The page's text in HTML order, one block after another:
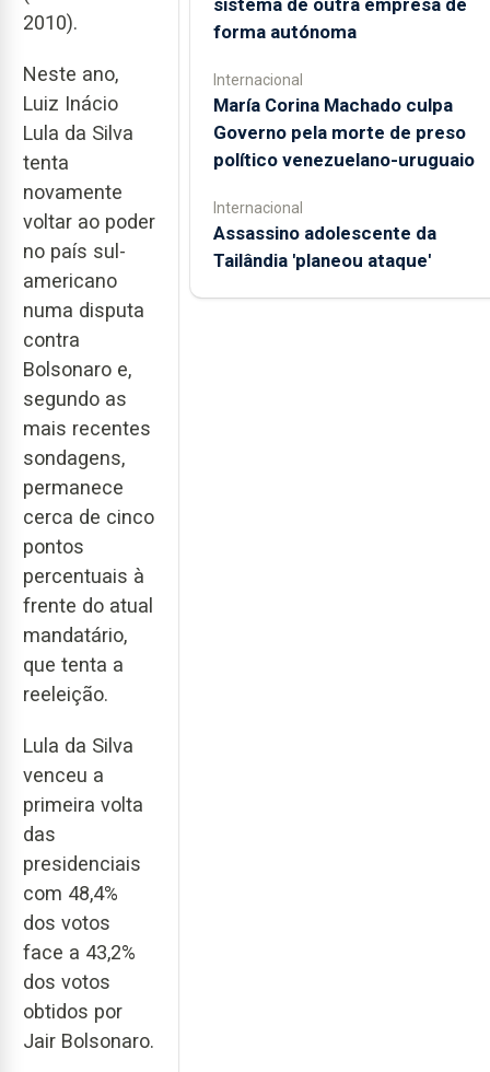
2010).
Neste ano,
Luiz Inácio
Lula da Silva
tenta
novamente
voltar ao poder
no país sul-
americano
numa disputa
contra
Bolsonaro e,
segundo as
mais recentes
sondagens,
permanece
cerca de cinco
pontos
percentuais à
frente do atual
mandatário,
que tenta a
reeleição.
Lula da Silva
venceu a
primeira volta
das
presidenciais
com 48,4%
dos votos
face a 43,2%
dos votos
obtidos por
Jair Bolsonaro.
forma autónoma
Internacional
María Corina Machado culpa
Governo pela morte de preso
político venezuelano-uruguaio
Internacional
Assassino adolescente da
Tailândia 'planeou ataque'